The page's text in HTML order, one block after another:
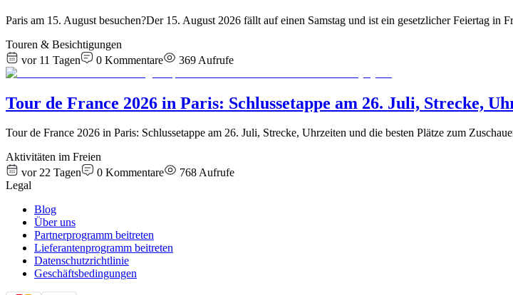
Paris am 15. August besuchen?Der 15. August 2026 fällt auf einen Samstag und ist ein gesetzlicher Feiertag in
Touren & Besichtigungen
vor 11 Tagen
0 Kommentare 369 Aufrufe
Tour de France 2026 in Paris: Schlussetappe am 26. Juli, Strecke,
Tour de France 2026 in Paris: Schlussetappe am 26. Juli, Strecke, Uhrzeiten und die besten Plätze zum
Aktivitäten im Freien
vor 22 Tagen
0 Kommentare 768Aufrufe
Legal
Blog
Über uns
Partnerprogramm beitreten
Lieferantenprogramm beitreten
Datenschutzrichtlinie
Geschäftsbedingungen